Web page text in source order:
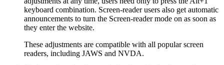
keyboard combination. Screen-reader users also get automatic
announcements to turn the Screen-reader mode on as soon as
they enter the website.
These adjustments are compatible with all popular screen
readers, including JAWS and NVDA.